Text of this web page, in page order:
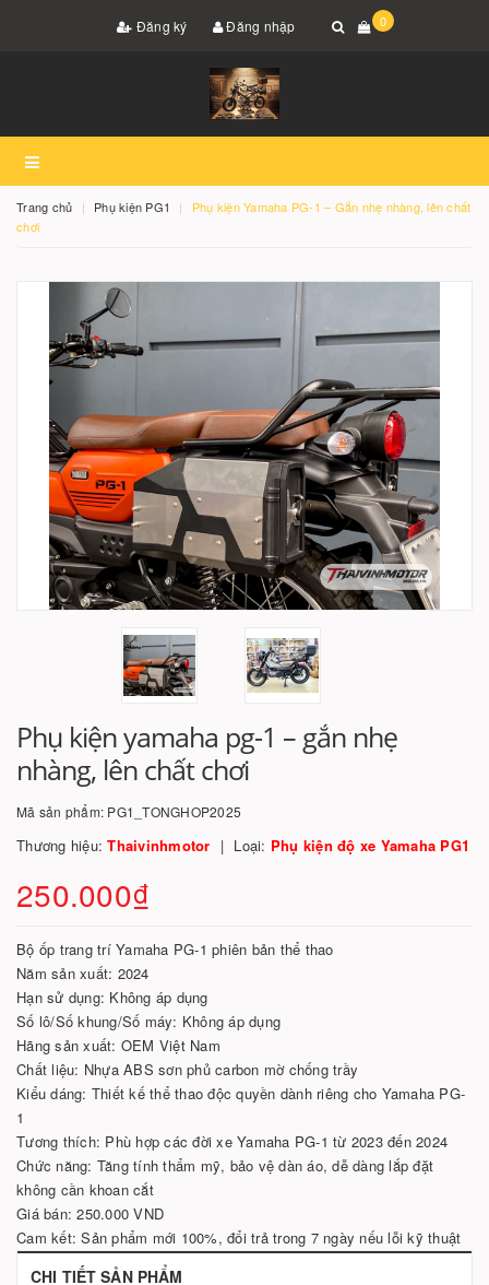
Đăng ký Đăng nhập 0
Trang chủ Phụ kiện PG1
Phụ kiện Yamaha PG-1 – Gắn nhẹ nhàng, lên chất
chơi
Phụ kiện yamaha pg-1 – gắn nhẹ
nhàng, lên chất chơi
Mã sản phẩm: PG1_TONGHOP2025
Thương hiệu:Thaivinhmotor Loại: Phụ kiện độ xe Yamaha PG1
250.000₫
Bộ ốp trang trí Yamaha PG-1 phiên bản thể thao
Năm sản xuất: 2024
Hạn sử dụng: Không áp dụng
Số lô/Số khung/Số máy: Không áp dụng
Hãng sản xuất: OEM Việt Nam
Chất liệu: Nhựa ABS sơn phủ carbon mờ chống trầy
Kiểu dáng: Thiết kế thể thao độc quyền dành riêng cho Yamaha PG-
1
Tương thích: Phù hợp các đời xe Yamaha PG-1 từ 2023 đến 2024
Chức năng: Tăng tính thẩm mỹ, bảo vệ dàn áo, dễ dàng lắp đặt
không cần khoan cắt
Giá bán: 250.000 VND
Cam kết: Sản phẩm mới 100%, đổi trả trong 7 ngày nếu lỗi kỹ thuật
CHI TIẾT SẢN PHẨM